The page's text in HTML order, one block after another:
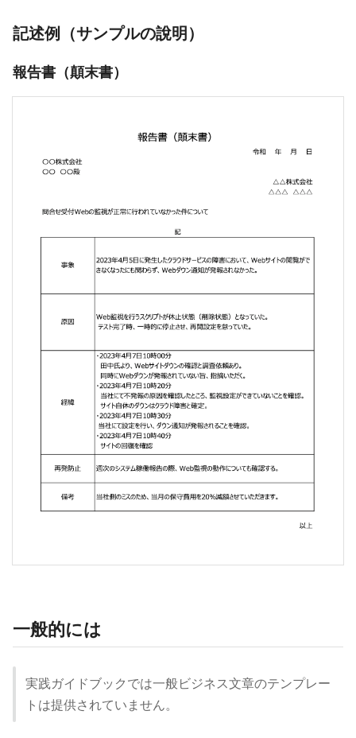
記述例（サンプルの說明）
報告書（顛末書）
一般的には
実践ガイドブックでは一般ビジネス文章のテンプレー
トは提供されていません。